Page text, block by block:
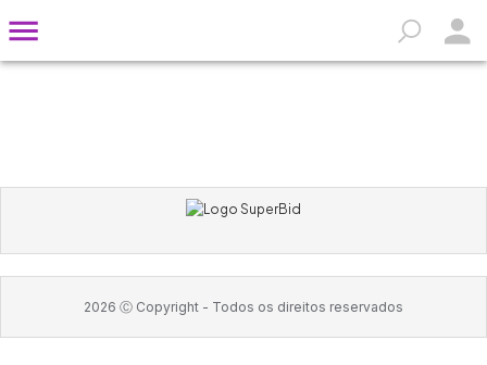
2026 Ⓒ Copyright - Todos os direitos reservados